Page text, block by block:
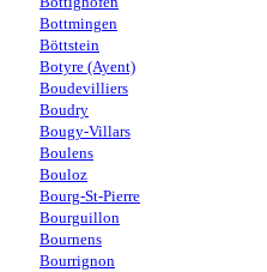
Bottmingen
Böttstein
Botyre (Ayent)
Boudevilliers
Boudry
Bougy-Villars
Boulens
Bouloz
Bourg-St-Pierre
Bourguillon
Bournens
Bourrignon